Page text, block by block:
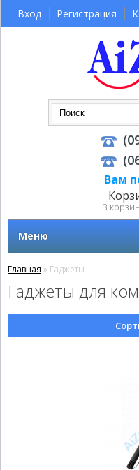
В
Вам
Вход Регистрация
Меню
Главная » Гаджеты
Гаджеты для